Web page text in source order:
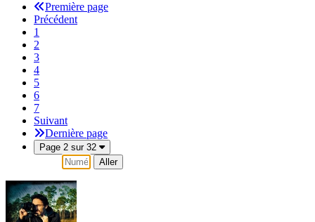
Première page
Précédent
1
2
3
4
5
6
7
Suivant
Dernière page
Page 2 sur 32
Aller